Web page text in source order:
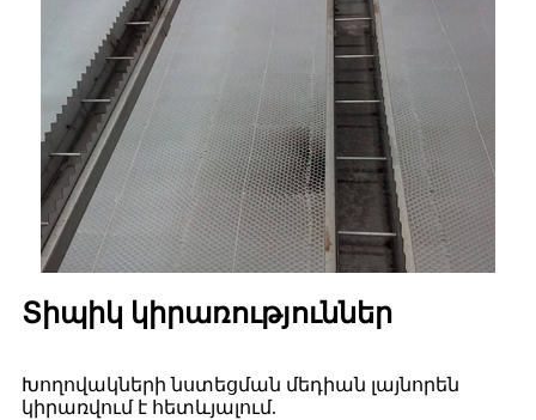
Տիպիկ կիրառություններ
Խողովակների նստեցման մեդիան լայնորեն
կիրառվում է հետևյալում.